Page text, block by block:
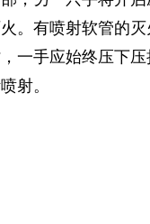
。有喷射软管的
一手应始终压下
射。